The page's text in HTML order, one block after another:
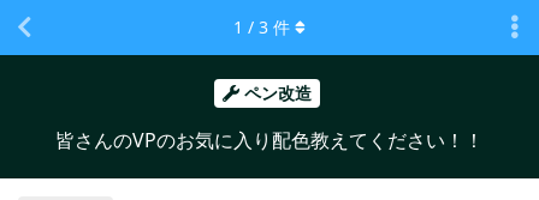
ペン改造
皆さんのVPのお気に入り配色教えてください！！
1 / 3 件